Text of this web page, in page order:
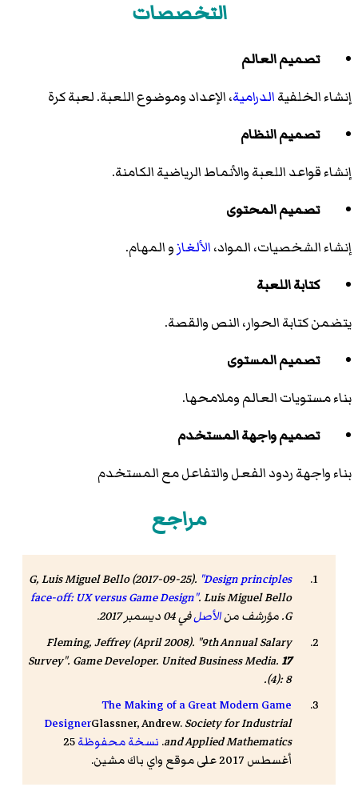
التخصصات
تصميم العالم
إنشاء الخلفيةالدرامية، الإعداد وموضوع اللعبة. لعبة كرة
تصميم النظام
إنشاء قواعد اللعبة والأنماط الرياضية الكامنة.
تصميم المحتوى
إنشاء الشخصيات، المواد،الألغازو المهام.
كتابة اللعبة
يتضمن كتابة الحوار، النص والقصة.
تصميم المستوى
بناء مستويات العالم وملامحها.
تصميم واجهة المستخدم
بناء واجهة ردود الفعل والتفاعل مع المستخدم
مراجع
G, Luis Miguel Bello (2017-09-25). "Design principles
face-off: UX versus Game Design".Luis Miguel Bello
G. مؤرشف منالأصلفي 04 ديسمبر 2017
.
Fleming, Jeffrey (April 2008). "9th Annual Salary
Survey". Game Developer. United Business Media.17
(4): 8.
The Making of a Great Modern Game
DesignerGlassner, Andrew.Society for Industrial
and Applied Mathematics
. نسخة محفوظة25
أغسطس 2017 على موقع واي باك مشين.